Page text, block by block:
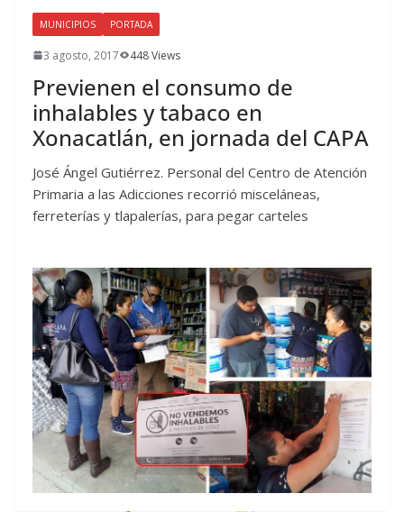
MUNICIPIOS PORTADA
3 agosto, 2017 448 Views
Previenen el consumo de
inhalables y tabaco en
Xonacatlán, en jornada del CAPA
José Ángel Gutiérrez. Personal del Centro de Atención
Primaria a las Adicciones recorrió misceláneas,
ferreterías y tlapalerías, para pegar carteles